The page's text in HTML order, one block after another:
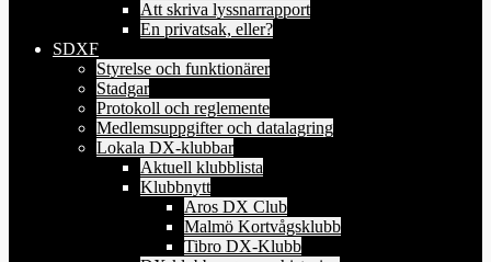
Att skriva lyssnarrapport
En privatsak, eller?
SDXF
Styrelse och funktionärer
Stadgar
Protokoll och reglemente
Medlemsuppgifter och datalagring
Lokala DX-klubbar
Aktuell klubblista
Klubbnytt
Aros DX Club
Malmö Kortvågsklubb
Tibro DX-Klubb